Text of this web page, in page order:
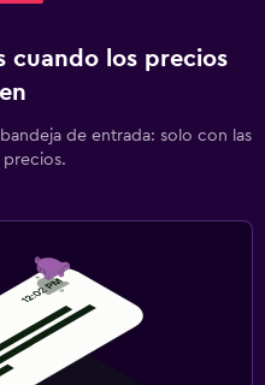
cuando los precios
de entrada: solo con las
precios.